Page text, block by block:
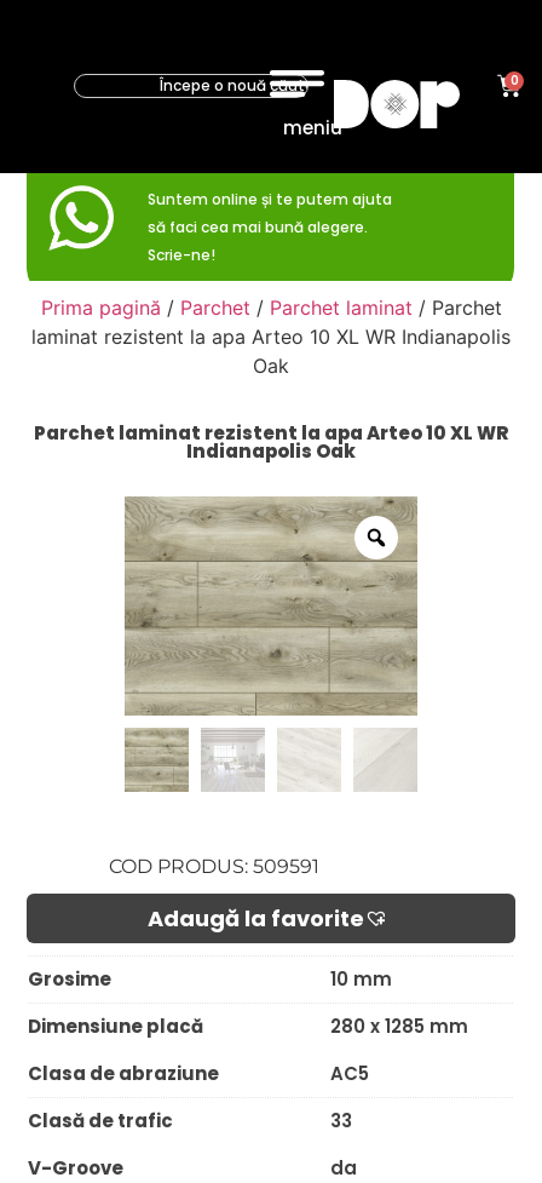
meniu
0
Suntem online și te putem ajuta
să faci cea mai bună alegere.
Scrie-ne!
Prima pagină / Parchet / Parchet laminat / Parchet
laminat rezistent la apa Arteo 10 XL WR Indianapolis
Oak
Parchet laminat rezistent la apa Arteo 10 XL WR
Indianapolis Oak
COD PRODUS: 509591
Adaugă la favorite​
Grosime
10 mm
Dimensiune placă
280 x 1285 mm
Clasa de abraziune
AC5
Clasă de trafic
33
V-Groove
da